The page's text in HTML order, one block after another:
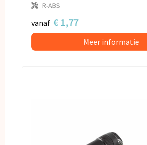
R-ABS
vanaf € 1,77
Meer informatie